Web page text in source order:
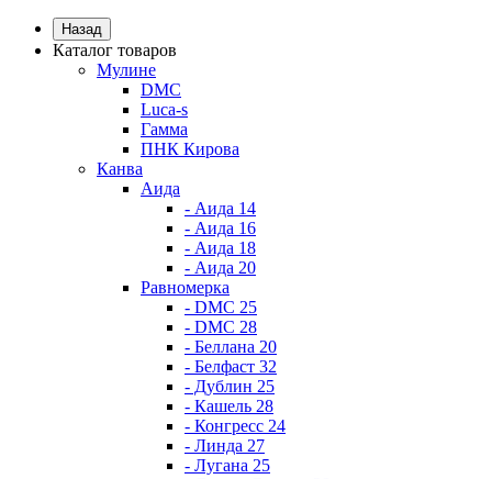
Назад
Каталог товаров
Мулине
DMC
Luca-s
Гамма
ПНК Кирова
Канва
Аида
- Аида 14
- Аида 16
- Аида 18
- Аида 20
Равномерка
- DMC 25
- DMC 28
- Беллана 20
- Белфаст 32
- Дублин 25
- Кашель 28
- Конгресс 24
- Линда 27
- Лугана 25